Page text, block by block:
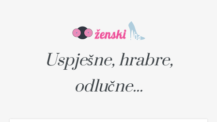
Uspješne, hrabre,
odlučne...